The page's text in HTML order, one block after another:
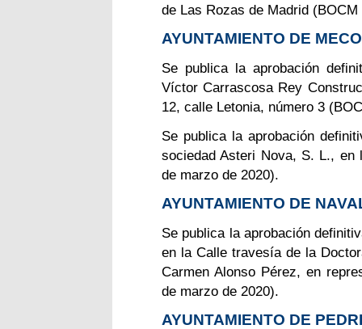
de Las Rozas de Madrid
AYUNTAMIENTO DE MECO
Se publica la aprobación
Víctor Carrascosa Rey
12, calle Letonia, número 3
Se publica la aprobación
sociedad Asteri Nova, S. L., en
de marzo de 2020).
AYUNTAMIENTO DE
Se publica la aprobación
en la Calle travesía de la
Carmen Alonso Pérez, en
de marzo de 2020).
AYUNTAMIENTO DE